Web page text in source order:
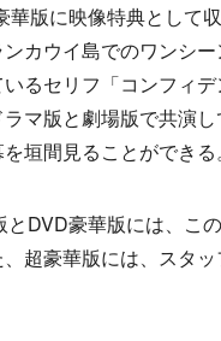
版に映像特典として
カウイ島でのワンシ
るセリフ「コンフィ
マ版と劇場版で共演
垣間見ることができる。
DVD豪華版には、こ
超豪華版には、スタ